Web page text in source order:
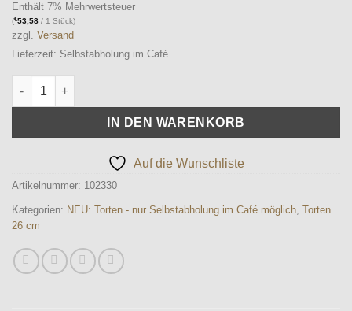
Enthält 7% Mehrwertsteuer
(€53,58 / 1 Stück)
zzgl. Versand
Lieferzeit: Selbstabholung im Café
Tiramisú Torte Menge
IN DEN WARENKORB
Auf die Wunschliste
Artikelnummer: 102330
Kategorien: NEU: Torten - nur Selbstabholung im Café möglich, Torten
26 cm